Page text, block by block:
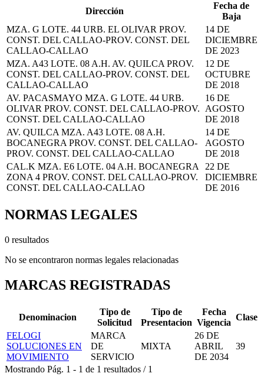
Dirección
Fecha de
Baja
MZA. G LOTE. 44 URB. EL OLIVAR PROV.
CONST. DEL CALLAO-PROV. CONST. DEL
CALLAO-CALLAO
14 DE
DICIEMBRE
DE 2023
MZA. A43 LOTE. 08 A.H. AV. QUILCA PROV.
CONST. DEL CALLAO-PROV. CONST. DEL
CALLAO-CALLAO
12 DE
OCTUBRE
DE 2018
AV. PACASMAYO MZA. G LOTE. 44 URB.
OLIVAR PROV. CONST. DEL CALLAO-PROV.
CONST. DEL CALLAO-CALLAO
16 DE
AGOSTO
DE 2018
AV. QUILCA MZA. A43 LOTE. 08 A.H.
BOCANEGRA PROV. CONST. DEL CALLAO-
PROV. CONST. DEL CALLAO-CALLAO
14 DE
AGOSTO
DE 2018
CAL.K MZA. E6 LOTE. 04 A.H. BOCANEGRA
ZONA 4 PROV. CONST. DEL CALLAO-PROV.
CONST. DEL CALLAO-CALLAO
22 DE
DICIEMBRE
DE 2016
NORMAS LEGALES
0 resultados
No se encontraron normas legales relacionadas
MARCAS REGISTRADAS
Denominacion
Tipo de
Solicitud
Tipo de
Presentacion
Fecha
Vigencia
Clase
FELOGI
SOLUCIONES EN
MOVIMIENTO
MARCA
DE
SERVICIO
MIXTA
26 DE
ABRIL
DE 2034
39
Mostrando Pág. 1 - 1 de 1 resultados / 1